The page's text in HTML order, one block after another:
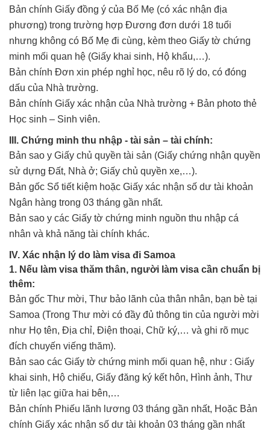
Bản chính Giấy đồng ý của Bố Mẹ (có xác nhận địa
phương) trong trường hợp Đương đơn dưới 18 tuổi
nhưng không có Bố Mẹ đi cùng, kèm theo Giấy tờ chứng
minh mối quan hệ (Giấy khai sinh, Hộ khẩu,…).
Bản chính Đơn xin phép nghỉ học, nêu rõ lý do, có đóng
dấu của Nhà trường.
Bản chính Giấy xác nhận của Nhà trường + Bản photo thẻ
Học sinh – Sinh viên.
III. Chứng minh thu nhập - tài sản – tài chính:
Bản sao y Giấy chủ quyền tài sản (Giấy chứng nhận quyền
sử dựng Đất, Nhà ở; Giấy chủ quyền xe,…).
Bản gốc Sổ tiết kiệm hoặc Giấy xác nhận số dư tài khoản
Ngân hàng trong 03 tháng gần nhất.
Bản sao y các Giấy tờ chứng minh nguồn thu nhập cá
nhân và khả năng tài chính khác.
IV. Xác nhận lý do làm visa đi Samoa
1. Nếu làm visa thăm thân, người làm visa cần chuẩn bị
thêm:
Bản gốc Thư mời, Thư bảo lãnh của thân nhân, bạn bè tại
Samoa (Trong Thư mời có đầy đủ thông tin của người mời
như Họ tên, Địa chỉ, Điện thoại, Chữ ký,… và ghi rõ mục
đích chuyến viếng thăm).
Bản sao các Giấy tờ chứng minh mối quan hệ, như : Giấy
khai sinh, Hộ chiếu, Giấy đăng ký kết hôn, Hình ảnh, Thư
từ liên lạc giữa hai bên,…
Bản chính Phiếu lãnh lương 03 tháng gần nhất, Hoặc Bản
chính Giấy xác nhận số dư tài khoản 03 tháng gần nhất